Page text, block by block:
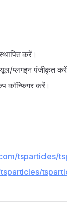
करें।
प्लगइन पंजीकृत
कॉन्फ़िगर करें।
tsparticles/